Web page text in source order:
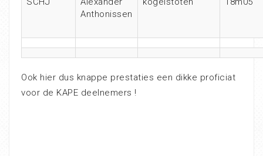
Anthonissen
Ook hier dus knappe prestaties een dikke proficiat
voor de KAPE deelnemers !